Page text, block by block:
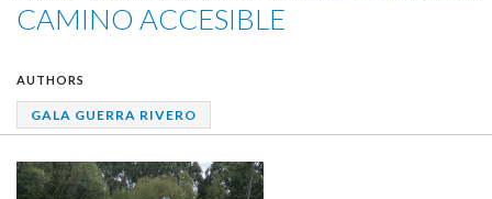
CAMINO ACCESIBLE
AUTHORS
GALA GUERRA RIVERO